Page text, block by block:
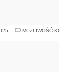
MOŻLIWOŚĆ